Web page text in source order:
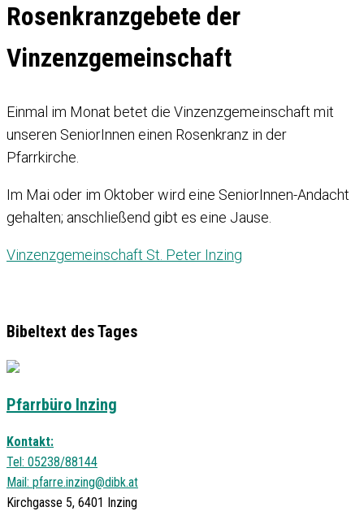
Rosenkranzgebete der
Vinzenzgemeinschaft
Einmal im Monat betet die Vinzenzgemeinschaft mit
unseren SeniorInnen einen Rosenkranz in der
Pfarrkirche.
Im Mai oder im Oktober wird eine SeniorInnen-Andacht
gehalten; anschließend gibt es eine Jause.
Vinzenzgemeinschaft St. Peter Inzing
Bibeltext des Tages
Pfarrbüro Inzing
Kontakt:
Tel: 05238/88144
Mail: pfarre.inzing@dibk.at
Kirchgasse 5, 6401 Inzing